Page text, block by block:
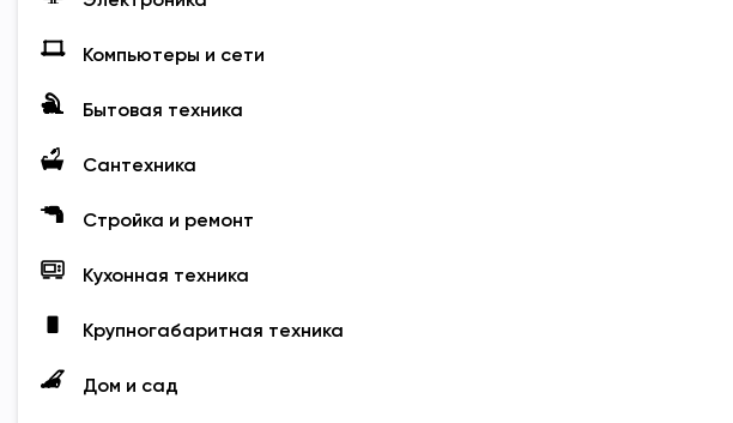
Компьютеры и сети
Бытовая техника
Сантехника
Стройка и ремонт
Кухонная техника
Крупногабаритная техника
Дом и сад